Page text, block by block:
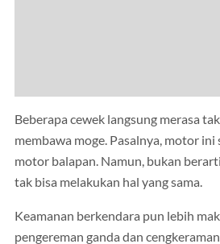
Beberapa cewek langsung merasa
membawa moge. Pasalnya, motor
motor balapan. Namun, bukan
tak bisa melakukan hal yang sama.
Keamanan berkendara pun lebih
pengereman ganda dan